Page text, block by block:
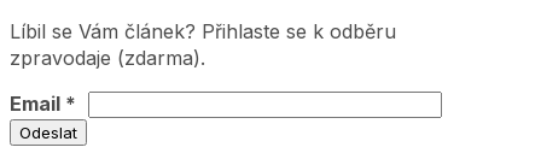
Líbil se Vám článek? Přihlaste se k odběru
zpravodaje (zdarma).
Email *